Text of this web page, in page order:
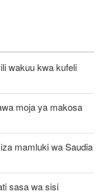
wakuu kwa kufeli
moja ya makosa
mamluki wa Saudia
sasa wa sisi